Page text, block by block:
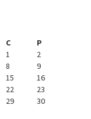
C
P
1
2
8
9
15
16
22
23
29
30